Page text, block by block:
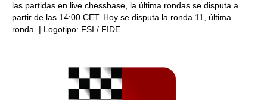
las partidas en live.chessbase, la última rondas se disputa a
partir de las 14:00 CET. Hoy se disputa la ronda 11, última
ronda. | Logotipo: FSI / FIDE